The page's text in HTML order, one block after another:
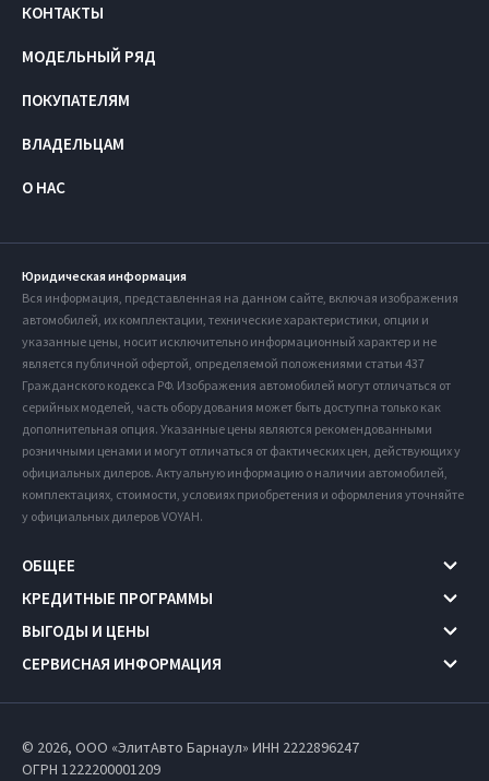
КОНТАКТЫ
МОДЕЛЬНЫЙ РЯД
ПОКУПАТЕЛЯМ
ВЛАДЕЛЬЦАМ
О НАС
Юридическая информация
Вся информация, представленная на данном сайте, включая изображения
автомобилей, их комплектации, технические характеристики, опции и
указанные цены, носит исключительно информационный характер и не
является публичной офертой, определяемой положениями статьи 437
Гражданского кодекса РФ. Изображения автомобилей могут отличаться от
серийных моделей, часть оборудования может быть доступна только как
дополнительная опция. Указанные цены являются рекомендованными
розничными ценами и могут отличаться от фактических цен, действующих у
официальных дилеров. Актуальную информацию о наличии автомобилей,
комплектациях, стоимости, условиях приобретения и оформления уточняйте
у официальных дилеров VOYAH.
ОБЩЕЕ
КРЕДИТНЫЕ ПРОГРАММЫ
ВЫГОДЫ И ЦЕНЫ
СЕРВИСНАЯ ИНФОРМАЦИЯ
© 2026, ООО «ЭлитАвто Барнаул» ИНН 2222896247
ОГРН 1222200001209